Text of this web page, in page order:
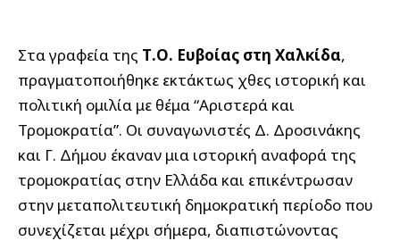
Στα γραφεία της Τ.Ο. Ευβοίας στη Χαλκίδα,
πραγματοποιήθηκε εκτάκτως χθες ιστορική και
πολιτική ομιλία με θέμα “Αριστερά και
Τρομοκρατία”. Οι συναγωνιστές Δ. Δροσινάκης
και Γ. Δήμου έκαναν μια ιστορική αναφορά της
τρομοκρατίας στην Ελλάδα και επικέντρωσαν
στην μεταπολιτευτική δημοκρατική περίοδο που
συνεχίζεται μέχρι σήμερα, διαπιστώνοντας